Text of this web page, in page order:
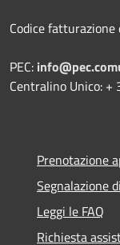
Codice
PEC:
Centralino Unico:
Prenotazione
Segnalazione
Leggi le FAQ
Richiesta